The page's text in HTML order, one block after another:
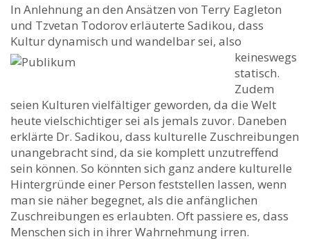
In Anlehnung an den Ansätzen von Terry Eagleton
und Tzvetan Todorov erläuterte Sadikou, dass
Kultur dynamisch und wandelbar sei, also
keineswegs
statisch.
Zudem
seien Kulturen vielfältiger geworden, da die Welt
heute vielschichtiger sei als jemals zuvor. Daneben
erklärte Dr. Sadikou, dass kulturelle Zuschreibungen
unangebracht sind, da sie komplett unzutreffend
sein können. So könnten sich ganz andere kulturelle
Hintergründe einer Person feststellen lassen, wenn
man sie näher begegnet, als die anfänglichen
Zuschreibungen es erlaubten. Oft passiere es, dass
Menschen sich in ihrer Wahrnehmung irren.